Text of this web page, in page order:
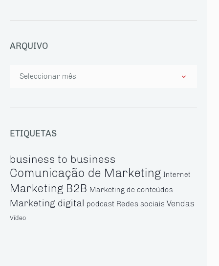
ARQUIVO
ETIQUETAS
business to business
Comunicação de Marketing Internet
Marketing B2B Marketing de conteúdos
Marketing digital podcast Redes sociais Vendas
Vídeo